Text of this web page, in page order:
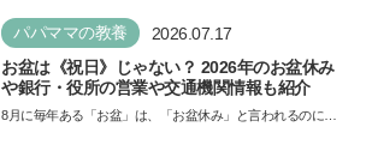
パパママの教養 2026.07.17
お盆は《祝日》じゃない？ 2026年のお盆休み
や銀行・役所の営業や交通機関情報も紹介
8月に毎年ある「お盆」は、「お盆休み」と言われるのに祝